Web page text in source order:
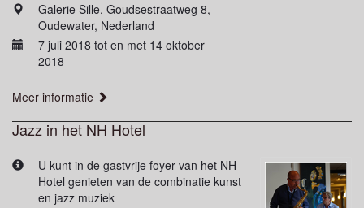
Galerie Sille, Goudsestraatweg 8,
Oudewater, Nederland
7 juli 2018 tot en met 14 oktober
2018
Meer informatie
Jazz in het NH Hotel
U kunt in de gastvrije foyer van het NH
Hotel genieten van de combinatie kunst
en jazz muziek